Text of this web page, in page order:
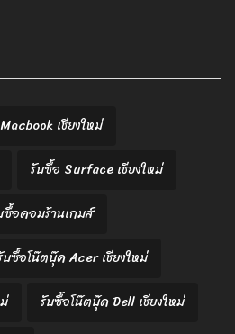
เชียงใหม่
รับซื้อ Surface เชียงใหม่
ซื้อคอมร้านเกมส์
บซื้อโน๊ตบุ๊ค Acer เชียงใหม่
รับซื้อโน๊ตบุ๊ค Dell เชียงใหม่